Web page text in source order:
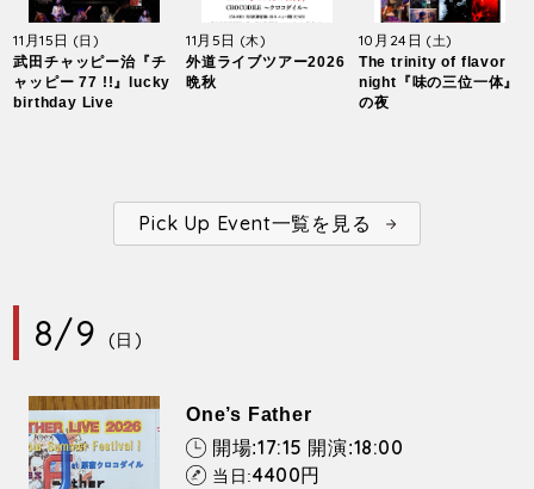
11月15日 (日)
武田チャッピー治『チ
ャッピー 77 !!』lucky
birthday Live
11月5日 (木)
外道ライブツアー2026
晩秋
10月24日 (土)
The trinity of flavor
night『味の三位一体』
の夜
Pick Up Event一覧を見る
8/9 (日)
One’s Father
開場:17:15 開演:18:00
当日:4400円